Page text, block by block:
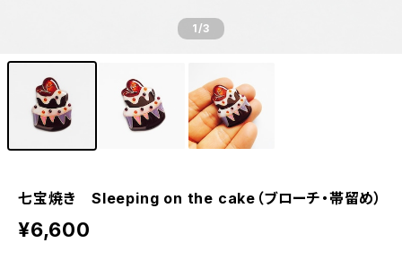
1/3
七宝焼き Sleeping on the cake（ブローチ・帯留め）
¥6,600